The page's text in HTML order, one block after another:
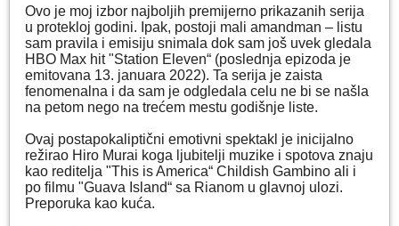
Ovo je moj izbor najboljih premijerno prikazanih serija
u protekloj godini. Ipak, postoji mali amandman – listu
sam pravila i emisiju snimala dok sam još uvek gledala
HBO Max hit "Station Eleven“ (poslednja epizoda je
emitovana 13. januara 2022). Ta serija je zaista
fenomenalna i da sam je odgledala celu ne bi se našla
na petom nego na trećem mestu godišnje liste.
Ovaj postapokaliptični emotivni spektakl je inicijalno
režirao Hiro Murai koga ljubitelji muzike i spotova znaju
kao reditelja "This is America“ Childish Gambino ali i
po filmu "Guava Island“ sa Rianom u glavnoj ulozi.
Preporuka kao kuća.